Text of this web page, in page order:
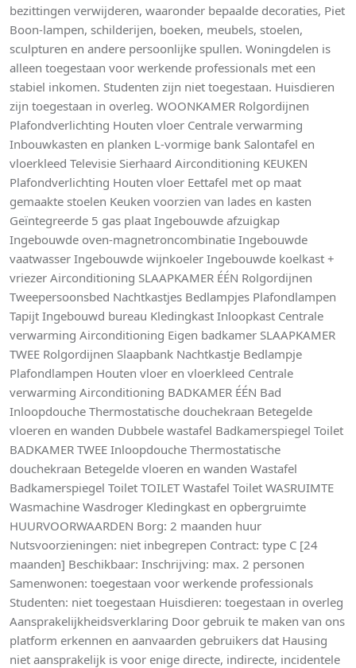
bezittingen verwijderen, waaronder bepaalde decoraties, Piet
Boon-lampen, schilderijen, boeken, meubels, stoelen,
sculpturen en andere persoonlijke spullen. Woningdelen is
alleen toegestaan voor werkende professionals met een
stabiel inkomen. Studenten zijn niet toegestaan. Huisdieren
zijn toegestaan in overleg. WOONKAMER Rolgordijnen
Plafondverlichting Houten vloer Centrale verwarming
Inbouwkasten en planken L-vormige bank Salontafel en
vloerkleed Televisie Sierhaard Airconditioning KEUKEN
Plafondverlichting Houten vloer Eettafel met op maat
gemaakte stoelen Keuken voorzien van lades en kasten
Geïntegreerde 5 gas plaat Ingebouwde afzuigkap
Ingebouwde oven-magnetroncombinatie Ingebouwde
vaatwasser Ingebouwde wijnkoeler Ingebouwde koelkast +
vriezer Airconditioning SLAAPKAMER ÉÉN Rolgordijnen
Tweepersoonsbed Nachtkastjes Bedlampjes Plafondlampen
Tapijt Ingebouwd bureau Kledingkast Inloopkast Centrale
verwarming Airconditioning Eigen badkamer SLAAPKAMER
TWEE Rolgordijnen Slaapbank Nachtkastje Bedlampje
Plafondlampen Houten vloer en vloerkleed Centrale
verwarming Airconditioning BADKAMER ÉÉN Bad
Inloopdouche Thermostatische douchekraan Betegelde
vloeren en wanden Dubbele wastafel Badkamerspiegel Toilet
BADKAMER TWEE Inloopdouche Thermostatische
douchekraan Betegelde vloeren en wanden Wastafel
Badkamerspiegel Toilet TOILET Wastafel Toilet WASRUIMTE
Wasmachine Wasdroger Kledingkast en opbergruimte
HUURVOORWAARDEN Borg: 2 maanden huur
Nutsvoorzieningen: niet inbegrepen Contract: type C [24
maanden] Beschikbaar: Inschrijving: max. 2 personen
Samenwonen: toegestaan voor werkende professionals
Studenten: niet toegestaan Huisdieren: toegestaan in overleg
Aansprakelijkheidsverklaring Door gebruik te maken van ons
platform erkennen en aanvaarden gebruikers dat Hausing
niet aansprakelijk is voor enige directe, indirecte, incidentele